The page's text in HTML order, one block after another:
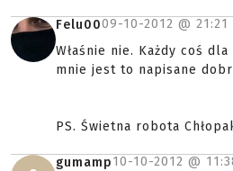
Felu0009-10-2012 @ 21:21
Właśnie nie. Każdy coś
mnie jest to napisane
PS. Świetna robota
gumamp10-10-2012 @